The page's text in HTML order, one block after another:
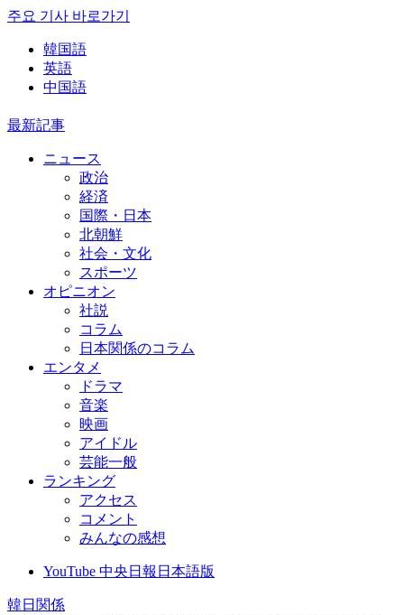
주요 기사 바로가기
韓国語
英語
中国語
最新記事
ニュース
政治
経済
国際・日本
北朝鮮
社会・文化
スポーツ
オピニオン
社説
コラム
日本関係のコラム
エンタメ
ドラマ
音楽
映画
アイドル
芸能一般
ランキング
アクセス
コメント
みんなの感想
YouTube 中央日報日本語版
韓日関係